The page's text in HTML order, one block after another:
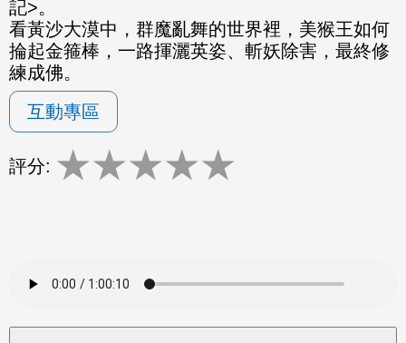
記>。
看黃沙大漠中，群魔亂舞的世界裡，美猴王如何
掄起金箍棒，一路揮灑英姿、斬妖除害，最終修
練成佛。
互動專區
評分: ★★★★★